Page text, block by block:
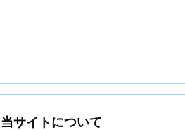
当サイトについて